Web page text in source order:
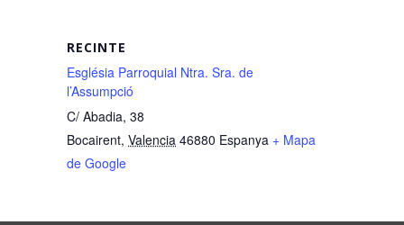
RECINTE
Església Parroquial Ntra. Sra. de
l’Assumpció
C/ Abadia, 38
Bocairent, Valencia 46880 Espanya + Mapa
de Google